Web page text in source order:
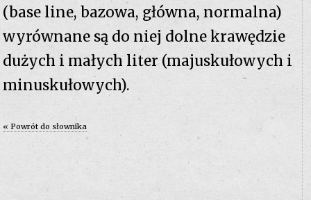
(base line, bazowa, główna, normalna)
wyrównane są do niej dolne krawędzie
dużych i małych liter (majuskułowych i
minuskułowych).
« Powrót do słownika